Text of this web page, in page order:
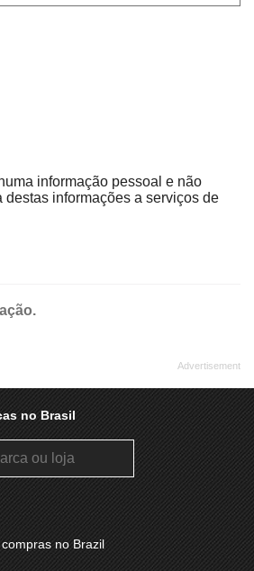
informação pessoal e não
destas informações a serviços de
no Brasil
no Brazil